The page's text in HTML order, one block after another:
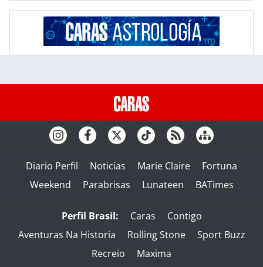
Diario Perfil Noticias Marie Claire
Fortuna
Weekend
Parabrisas Lunateen BATimes
Perfil Brasil: Caras
Contigo
Aventuras Na Historia
Rolling Stone
Sport Buzz
Recreio
Maxima